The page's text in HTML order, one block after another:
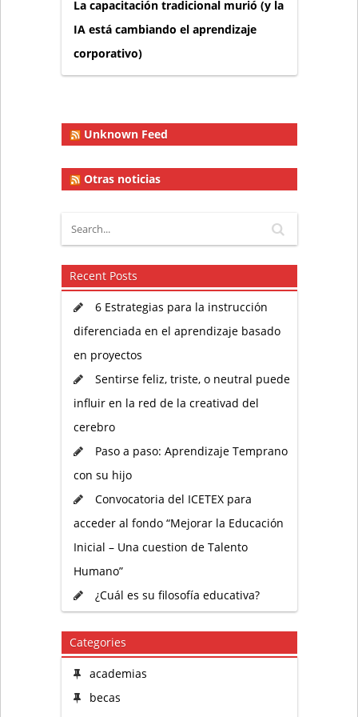
La capacitación tradicional murió (y la
IA está cambiando el aprendizaje
corporativo)
Unknown Feed
Otras noticias
Recent Posts
6 Estrategias para la instrucción
diferenciada en el aprendizaje basado
en proyectos
Sentirse feliz, triste, o neutral puede
influir en la red de la creativad del
cerebro
Paso a paso: Aprendizaje Temprano
con su hijo
Convocatoria del ICETEX para
acceder al fondo “Mejorar la Educación
Inicial – Una cuestion de Talento
Humano”
¿Cuál es su filosofía educativa?
Categories
academias
becas